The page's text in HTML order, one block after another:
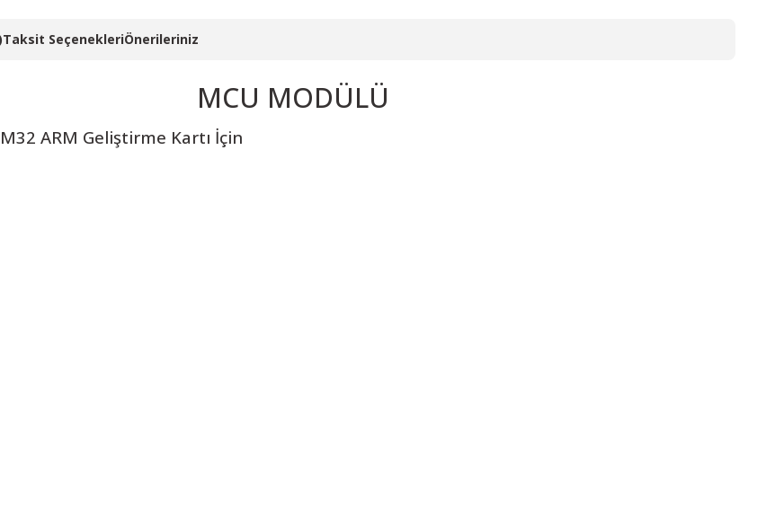
Taksit SeçenekleriÖnerileriniz
MCU MODÜLÜ
ARM Geliştirme Kartı İçin